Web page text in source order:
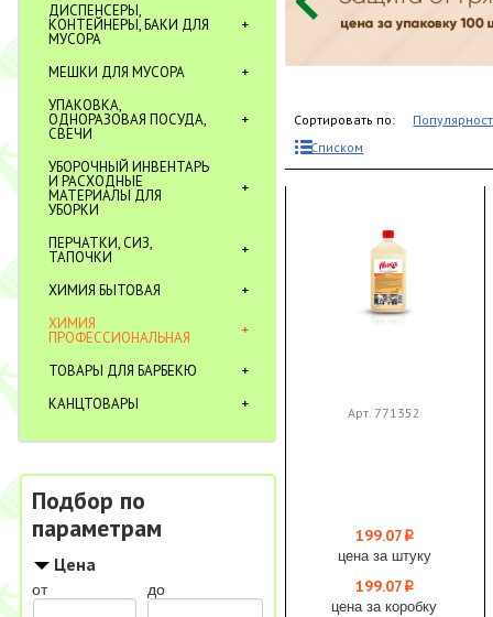
ДИСПЕНСЕРЫ,
КОНТЕЙНЕРЫ, БАКИ ДЛЯ
МУСОРА
МЕШКИ ДЛЯ МУСОРА
УПАКОВКА,
ОДНОРАЗОВАЯ ПОСУДА,
СВЕЧИ
УБОРОЧНЫЙ ИНВЕНТАРЬ
И РАСХОДНЫЕ
МАТЕРИАЛЫ ДЛЯ
УБОРКИ
ПЕРЧАТКИ, СИЗ,
ТАПОЧКИ
ХИМИЯ БЫТОВАЯ
ХИМИЯ
ПРОФЕССИОНАЛЬНАЯ
ТОВАРЫ ДЛЯ БАРБЕКЮ
КАНЦТОВАРЫ
Подбор по
параметрам
Цена
от до
Сортировать по:
Списком
Арт. 771352
199.07 i
цена за штуку
199.07 i
цена за коробку